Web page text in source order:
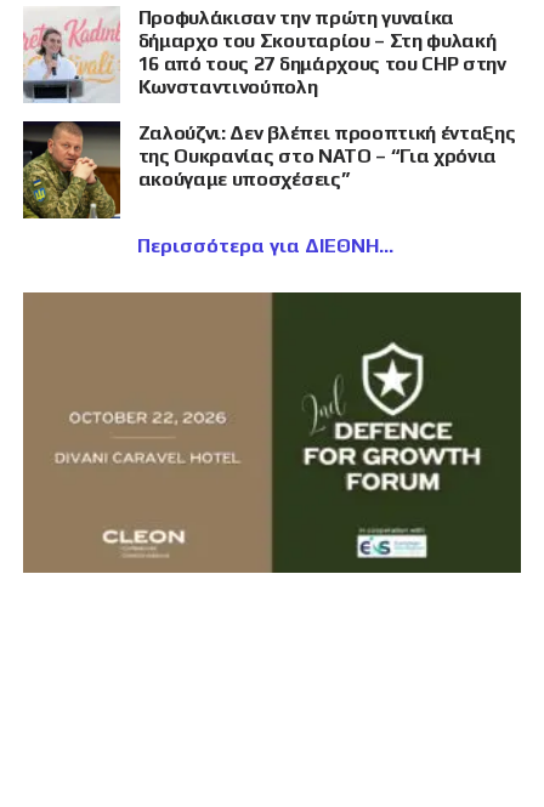
Προφυλάκισαν την πρώτη γυναίκα
δήμαρχο του Σκουταρίου – Στη φυλακή
16 από τους 27 δημάρχους του CHP στην
Κωνσταντινούπολη
Ζαλούζνι: Δεν βλέπει προοπτική ένταξης
της Ουκρανίας στο ΝΑΤΟ – “Για χρόνια
ακούγαμε υποσχέσεις”
Περισσότερα για ΔΙΕΘΝΗ